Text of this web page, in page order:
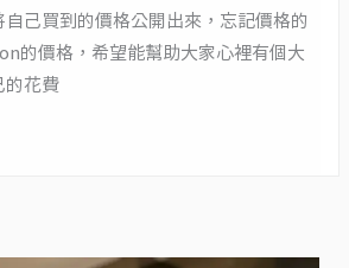
己買到的價格公開出來，忘記價格的
的價格，希望能幫助大家心裡有個大
的花費